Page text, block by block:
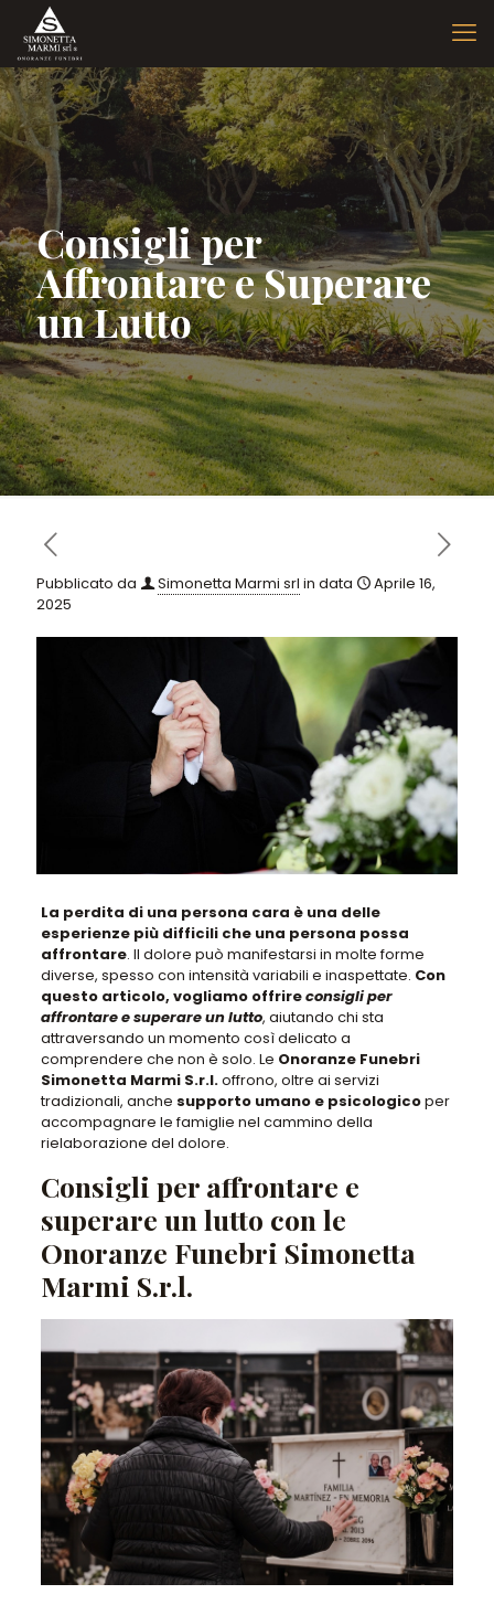
Consigli per
Affrontare e Superare
un Lutto
Pubblicato da Simonetta Marmi srl in data
Aprile 16,
2025
La perdita di una persona cara è una delle
esperienze più difficili che una persona possa
affrontare. Il dolore può manifestarsi in molte forme
diverse, spesso con intensità variabili e inaspettate. Con
questo articolo, vogliamo offrireconsigli per
affrontare e superare un lutto, aiutando chi sta
attraversando un momento così delicato a
comprendere che non è solo. Le Onoranze Funebri
Simonetta Marmi S.r.l.offrono, oltre ai servizi
tradizionali, anche supporto umano e psicologicoper
accompagnare le famiglie nel cammino della
rielaborazione del dolore.
Consigli per affrontare e
superare un lutto con le
Onoranze Funebri Simonetta
Marmi S.r.l.